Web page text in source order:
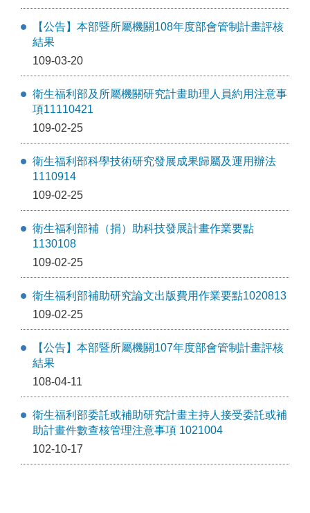
【公告】本部暨所屬機關108年度部會管制計畫評核
結果
109-03-20
衛生福利部及所屬機關研究計畫助理人員約用注意事
項11110421
109-02-25
衛生福利部科學技術研究發展成果歸屬及運用辦法
1110914
109-02-25
衛生福利部補（捐）助科技發展計畫作業要點
1130108
109-02-25
衛生福利部補助研究論文出版費用作業要點1020813
109-02-25
【公告】本部暨所屬機關107年度部會管制計畫評核
結果
108-04-11
衛生福利部委託或補助研究計畫主持人接受委託或補
助計畫件數查核管理注意事項 1021004
102-10-17